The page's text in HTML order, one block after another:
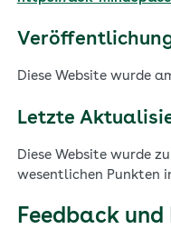
Archiv „Chronisch
Diese Website wurde
Letzte
Diese Website wurde
wesentlichen Punkten
Feedback